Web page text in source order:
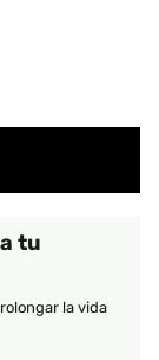
tu
la vida